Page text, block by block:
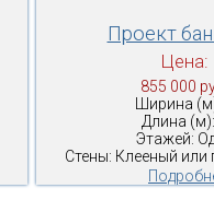
Проект
Цена:
855 000
Ширина
Длина
Этажей:
Стены: Клееный или